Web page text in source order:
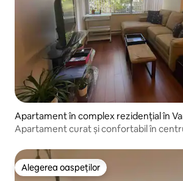
Apartament în complex rezidențial în
er
Apartament curat și confortabil în
Alegerea oaspeților
Alegerea oaspeților